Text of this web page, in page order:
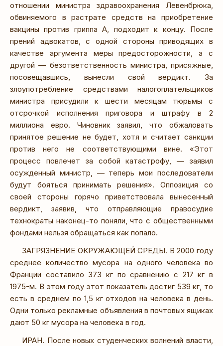
отношении министра здравоохранения Левенбрюка,
обвиняемого в растрате средств на приобретение
вакцины против гриппа А, подходит к концу. После
прений адвокатов, с одной стороны приводящих в
качестве аргумента меры предосторожности, а с
другой — безответственность министра, присяжные,
посовещавшись, вынесли свой вердикт. За
злоупотребление средствами налогоплательщиков
министра присудили к шести месяцам тюрьмы с
отсрочкой исполнения приговора и штрафу в 2
миллиона евро. Чиновник заявил, что обжаловать
принятое решение не будет, хотя и считает санкции
против него не соответствующими вине. «Этот
процесс повлечет за собой катастрофу, — заявил
осужденный министр, — теперь мои последователи
будут бояться принимать решения». Оппозиция со
своей стороны горячо приветствовала вынесенный
вердикт, заявив, что отправляющие правосудие
технократы наконец-то поняли, что с общественными
фондами нельзя обращаться как попало.
ЗАГРЯЗНЕНИЕ ОКРУЖАЮЩЕЙ СРЕДЫ. В 2000 году
среднее количество мусора на одного человека во
Франции составило 373 кг по сравнению с 217 кг в
1975-м. В этом году этот показатель достиг 539 кг, то
есть в среднем по 1,5 кг отходов на человека в день.
Одни только рекламные объявления в почтовых ящиках
дают 50 кг мусора на человека в год.
ИРАН. После новых студенческих волнений власти,